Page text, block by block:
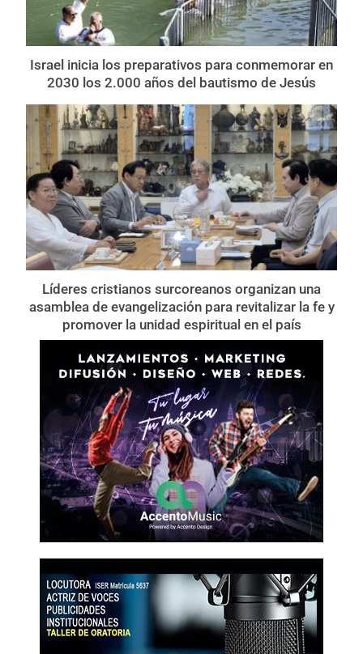
Israel inicia los preparativos para conmemorar en
2030 los 2.000 años del bautismo de Jesús
Líderes cristianos surcoreanos organizan una
asamblea de evangelización para revitalizar la fe y
promover la unidad espiritual en el país